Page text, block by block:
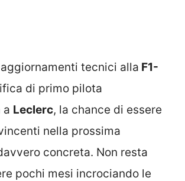
tecnici alla F1-
di primo pilota
a Leclerc, la chance di essere
nella prossima
concreta. Non resta
pochi mesi incrociando le